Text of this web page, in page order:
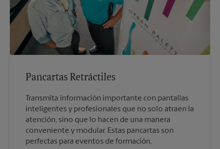
Pancartas Retráctiles
Transmita información importante con pantallas
inteligentes y profesionales que no solo atraen la
atención, sino que lo hacen de una manera
conveniente y modular. Estas pancartas son
perfectas para eventos de formación,